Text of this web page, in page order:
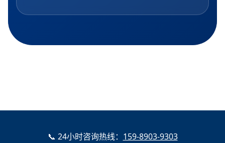
📞 24小时咨询热线： 159-8903-9303